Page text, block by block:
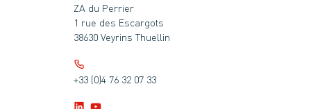
ZA du Perrier
1 rue des Escargots
38630 Veyrins Thuellin
+33 (0)4 76 32 07 33